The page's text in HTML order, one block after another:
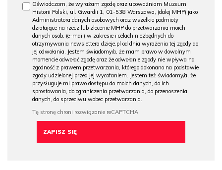
Oświadczam, że wyrażam zgodę oraz upoważniam Muzeum
Historii Polski, ul. Gwardii 1, 01-538 Warszawa, (dalej MHP) jako
Administratora danych osobowych oraz wszelkie podmioty
działające na rzecz lub zlecenie MHP do przetwarzania moich
danych osob. (e-mail) w zakresie i celach niezbędnych do
otrzymywania newslettera dzieje.pl od dnia wyrażenia tej zgody do
jej odwołania. Jestem świadomy/a, że mam prawo w dowolnym
momencie odwołać zgodę oraz że odwołanie zgody nie wpływa na
zgodność z prawem przetwarzania, którego dokonano na podstawie
zgody udzielonej przed jej wycofaniem. Jestem też świadomy/a, że
przysługuje mi prawo dostępu do moich danych, do ich
sprostowania, do ograniczenia przetwarzania, do przenoszenia
danych, do sprzeciwu wobec przetwarzania.